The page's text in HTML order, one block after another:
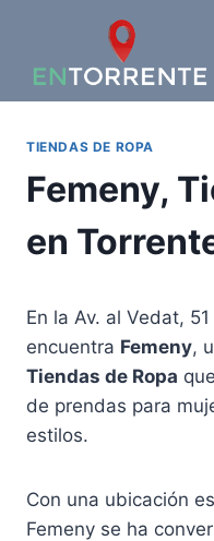
contenido
TIENDAS DE ROPA
Femeny,
en
En la Av. al Vedat,
encuentra Femeny,
Tiendas de Ropa
de prendas para
estilos.
Con una ubicación
Femeny se ha